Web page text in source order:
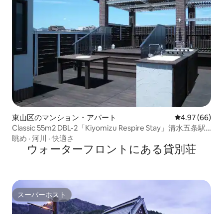
東山区のマンション・アパート レビュー66
4.97 (66)
Classic 55m2 DBL-2「Kiyomizu Respire Stay」清水五条駅
徒歩3分
眺め · 河川 ·快適さ
ウォーターフロントにある貸別荘
スーパーホスト
スーパーホスト